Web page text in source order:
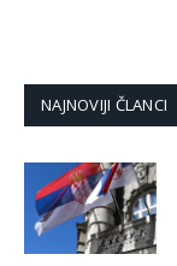
NAJNOVIJI ČLANCI